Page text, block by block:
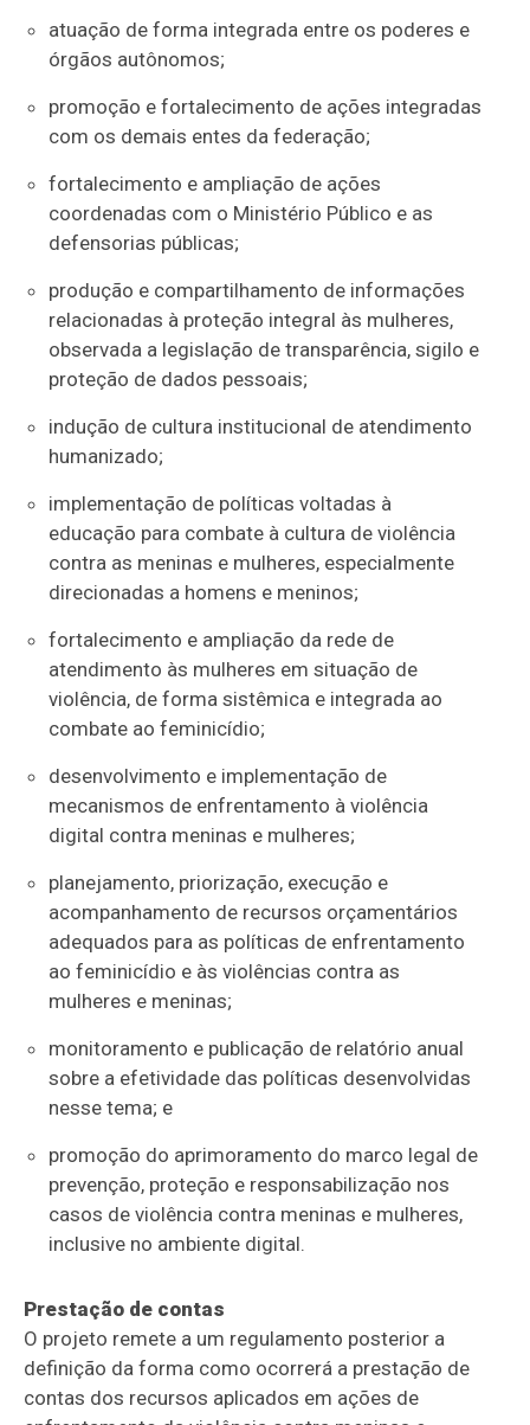
atuação de forma integrada entre os poderes e
órgãos autônomos;
promoção e fortalecimento de ações integradas
com os demais entes da federação;
fortalecimento e ampliação de ações
coordenadas com o Ministério Público e as
defensorias públicas;
produção e compartilhamento de informações
relacionadas à proteção integral às mulheres,
observada a legislação de transparência, sigilo e
proteção de dados pessoais;
indução de cultura institucional de atendimento
humanizado;
implementação de políticas voltadas à
educação para combate à cultura de violência
contra as meninas e mulheres, especialmente
direcionadas a homens e meninos;
fortalecimento e ampliação da rede de
atendimento às mulheres em situação de
violência, de forma sistêmica e integrada ao
combate ao feminicídio;
desenvolvimento e implementação de
mecanismos de enfrentamento à violência
digital contra meninas e mulheres;
planejamento, priorização, execução e
acompanhamento de recursos orçamentários
adequados para as políticas de enfrentamento
ao feminicídio e às violências contra as
mulheres e meninas;
monitoramento e publicação de relatório anual
sobre a efetividade das políticas desenvolvidas
nesse tema; e
promoção do aprimoramento do marco legal de
prevenção, proteção e responsabilização nos
casos de violência contra meninas e mulheres,
inclusive no ambiente digital.
Prestação de contas
O projeto remete a um regulamento posterior a
definição da forma como ocorrerá a prestação de
contas dos recursos aplicados em ações de